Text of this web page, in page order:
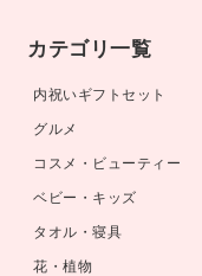
カテゴリ一覧
内祝いギフトセット
グルメ
コスメ・ビューティー
ベビー・キッズ
タオル・寝具
花・植物